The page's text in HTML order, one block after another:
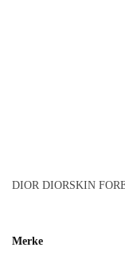
DIOR DIORSKIN
Merke